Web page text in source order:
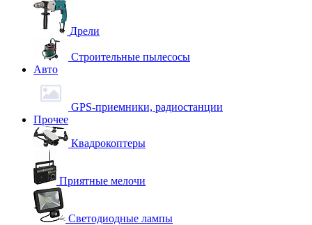
Дрели
Строительные пылесосы
Авто
GPS-приемники, радиостанции
Прочее
Квадрокоптеры
Приятные мелочи
Светодиодные лампы